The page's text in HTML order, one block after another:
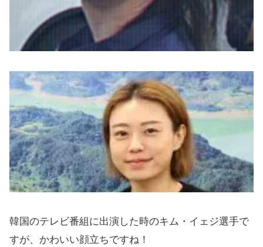
韓国のテレビ番組に出演した時のキム・イェジ選手で
すが、かわいい顔立ちですね！